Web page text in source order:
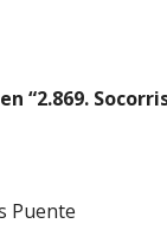
“2.869.
Puente